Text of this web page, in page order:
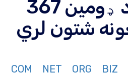
367 څخه ډیر د ډومین
شتون لري
COM NET ORG BIZ